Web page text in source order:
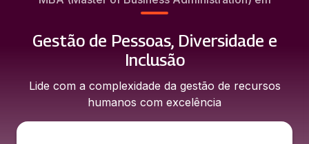
Gestão de Pessoas, Diversidade e
Inclusão
Lide com a complexidade da gestão de recursos
humanos com excelência